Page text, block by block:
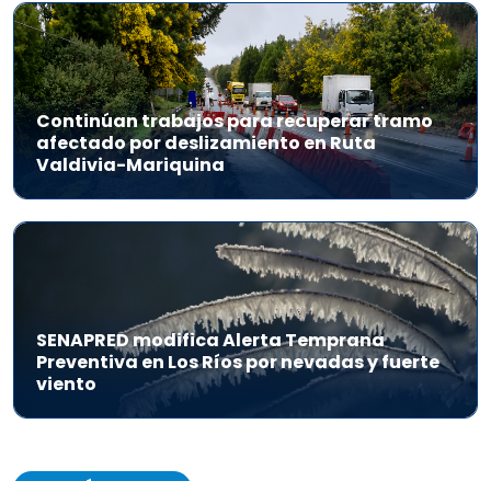
Continúan trabajos para recuperar tramo
afectado por deslizamiento en Ruta
Valdivia-Mariquina
SENAPRED modifica Alerta Temprana
Preventiva en Los Ríos por nevadas y fuerte
viento